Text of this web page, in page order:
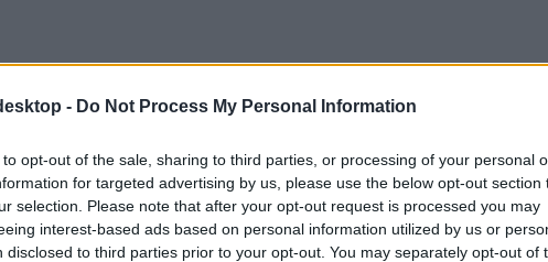
- Do Not Process My Personal Information
to opt-out of the sale, sharing to third parties, or processing of your personal
for targeted advertising by us, please use the below opt-out section
selection. Please note that after your opt-out request is processed you may
interest-based ads based on personal information utilized by us or
disclosed to third parties prior to your opt-out. You may separately opt-out of